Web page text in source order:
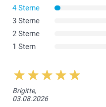
Bitte waschen Sie die
Temperatur und im
Nutzen Sie mildes
Bleichmittel und
4 Sterne
3 Sterne
2 Sterne
1 Stern
Brigitte,
03.08.2026